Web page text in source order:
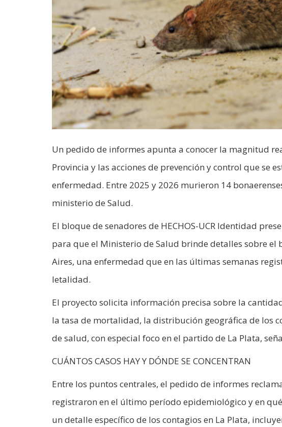
Un pedido de informes apunta a conocer la magnitud
Provincia y las acciones de prevención y control que se
enfermedad. Entre 2025 y 2026 murieron 14
ministerio de Salud.
El bloque de senadores de HECHOS-UCR Identidad
para que el Ministerio de Salud brinde detalles sobre el
Aires, una enfermedad que en las últimas semanas
letalidad.
El proyecto solicita información precisa sobre la
la tasa de mortalidad, la distribución geográfica de los
de salud, con especial foco en el partido de La Plata,
CUÁNTOS CASOS HAY Y DÓNDE SE CONCENTRAN
Entre los puntos centrales, el pedido de informes
registraron en el último período epidemiológico y en
un detalle específico de los contagios en La Plata,